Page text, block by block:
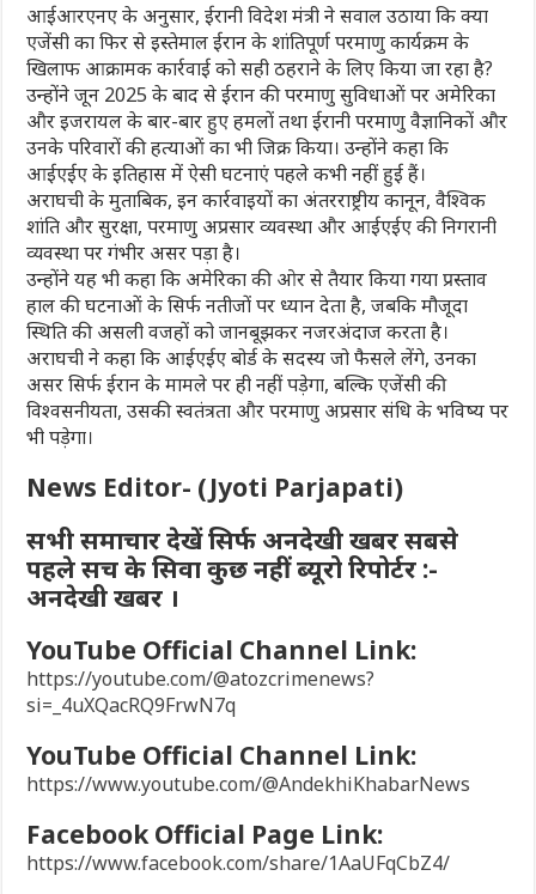
आईआरएनए के अनुसार, ईरानी विदेश मंत्री ने सवाल उठाया कि क्या
एजेंसी का फिर से इस्तेमाल ईरान के शांतिपूर्ण परमाणु कार्यक्रम के
खिलाफ आक्रामक कार्रवाई को सही ठहराने के लिए किया जा रहा है?
उन्होंने जून 2025 के बाद से ईरान की परमाणु सुविधाओं पर अमेरिका
और इजरायल के बार-बार हुए हमलों तथा ईरानी परमाणु वैज्ञानिकों और
उनके परिवारों की हत्याओं का भी ज‍िक्र किया। उन्होंने कहा कि
आईएईए के इतिहास में ऐसी घटनाएं पहले कभी नहीं हुई हैं।
अराघची के मुताबिक, इन कार्रवाइयों का अंतरराष्ट्रीय कानून, वैश्विक
शांति और सुरक्षा, परमाणु अप्रसार व्यवस्था और आईएईए की निगरानी
व्यवस्था पर गंभीर असर पड़ा है।
उन्होंने यह भी कहा कि अमेरिका की ओर से तैयार किया गया प्रस्ताव
हाल की घटनाओं के सिर्फ नतीजों पर ध्यान देता है, जबकि मौजूदा
स्थिति की असली वजहों को जानबूझकर नजरअंदाज करता है।
अराघची ने कहा कि आईएईए बोर्ड के सदस्य जो फैसले लेंगे, उनका
असर सिर्फ ईरान के मामले पर ही नहीं पड़ेगा, बल्कि एजेंसी की
विश्वसनीयता, उसकी स्वतंत्रता और परमाणु अप्रसार संधि के भविष्य पर
भी पड़ेगा।
News Editor- (Jyoti Parjapati)
सभी समाचार देखें सिर्फ अनदेखी खबर सबसे
पहले सच के सिवा कुछ नहीं ब्यूरो रिपोर्टर :-
अनदेखी खबर ।
YouTube Official Channel Link:
https://youtube.com/@atozcrimenews?
si=_4uXQacRQ9FrwN7q
YouTube Official Channel Link:
https://www.youtube.com/@AndekhiKhabarNews
Facebook Official Page Link:
https://www.facebook.com/share/1AaUFqCbZ4/